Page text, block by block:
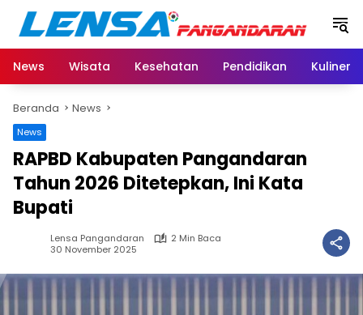
Langsung
konten
News
Wisata Kesehatan Pendidikan Kuliner
Beranda News
News
RAPBD Kabupaten Pangandaran
Tahun 2026 Ditetepkan, Ini Kata
Bupati
Lensa Pangandaran
2 Min Baca
30 November 2025